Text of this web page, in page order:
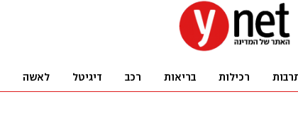
רכילות בריאות רכב דיגיטל לאשה